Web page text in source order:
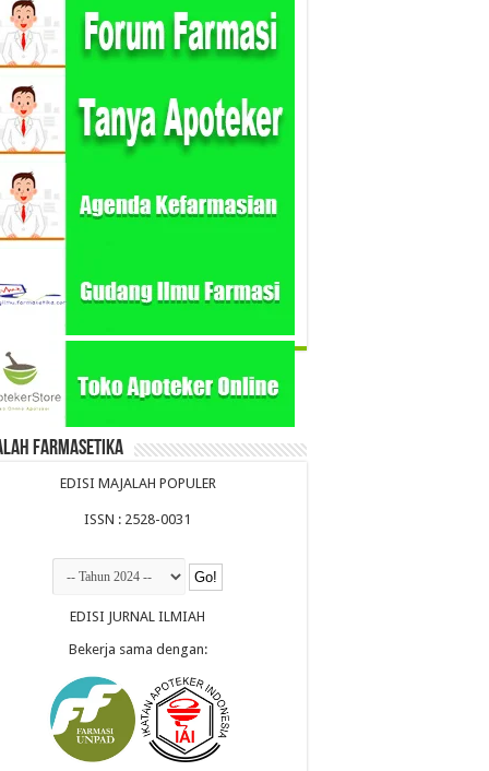
Farmasetika
EDISI MAJALAH POPULER
ISSN : 2528-0031
EDISI JURNAL ILMIAH
Bekerja sama dengan: